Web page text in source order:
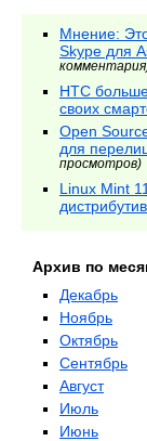
Мнение:
Skype для
HTC
своих
Open
для
просмотров)
Linux Mint
Архив по
Декабрь
Ноябрь
Октябрь
Сентябрь
Август
Июль
Июнь